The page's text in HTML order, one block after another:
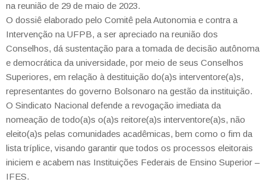
na reunião de 29 de maio de 2023.
O dossiê elaborado pelo Comitê pela Autonomia e contra a
Intervenção na UFPB, a ser apreciado na reunião dos
Conselhos, dá sustentação para a tomada de decisão autônoma
e democrática da universidade, por meio de seus Conselhos
Superiores, em relação à destituição do(a)s interventore(a)s,
representantes do governo Bolsonaro na gestão da instituição.
O Sindicato Nacional defende a revogação imediata da
nomeação de todo(a)s o(a)s reitore(a)s interventore(a)s, não
eleito(a)s pelas comunidades acadêmicas, bem como o fim da
lista tríplice, visando garantir que todos os processos eleitorais
iniciem e acabem nas Instituições Federais de Ensino Superior –
IFES.